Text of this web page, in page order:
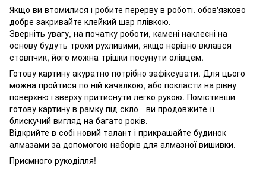
Якщо ви втомилися і робите перерву в роботі. обов'язково
добре закривайте клейкий шар плівкою.
Зверніть увагу, на початку роботи, камені наклеєні на
основу будуть трохи рухливими, якщо нерівно вклався
стовпчик, його можна трішки посунути олівцем.
Готову картину акуратно потрібно зафіксувати. Для цього
можна пройтися по ній качалкою, або покласти на рівну
поверхню і зверху притиснути легко рукою. Помістивши
готову картину в рамку під скло - ви продовжите її
блискучий вигляд на багато років.
Відкрийте в собі новий талант і прикрашайте будинок
алмазами за допомогою наборів для алмазної вишивки.
Приємного рукоділля!